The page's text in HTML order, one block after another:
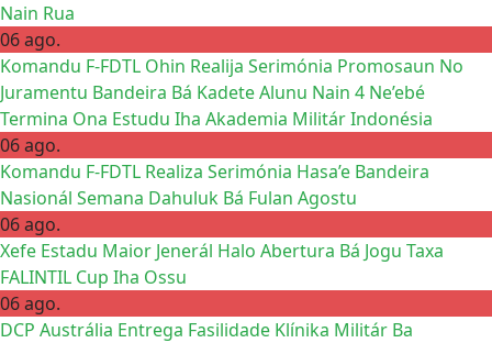
Nain Rua
06 ago.
Komandu F-FDTL Ohin Realija Serimónia Promosaun No
Juramentu Bandeira Bá Kadete Alunu Nain 4 Ne’ebé
Termina Ona Estudu Iha Akademia Militár Indonésia
06 ago.
Komandu F-FDTL Realiza Serimónia Hasa’e Bandeira
Nasionál Semana Dahuluk Bá Fulan Agostu
06 ago.
Xefe Estadu Maior Jenerál Halo Abertura Bá Jogu Taxa
FALINTIL Cup Iha Ossu
06 ago.
DCP Austrália Entrega Fasilidade Klínika Militár Ba